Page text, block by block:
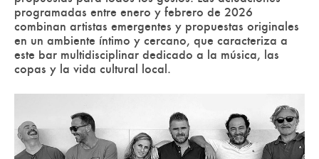
programadas entre enero y febrero de 2026
combinan artistas emergentes y propuestas originales
en un ambiente íntimo y cercano, que caracteriza a
este bar multidisciplinar dedicado a la música, las
copas y la vida cultural local.